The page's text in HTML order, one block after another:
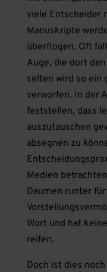
viele Entscheider
Manuskripte
überflogen. Oft
Auge, die dort
selten wird so ein
verworfen. In der
feststellen, dass
auszutauschen
absegnen zu
Medien
Daumen runter für
Wort und hat
reifen.
Doch ist dies